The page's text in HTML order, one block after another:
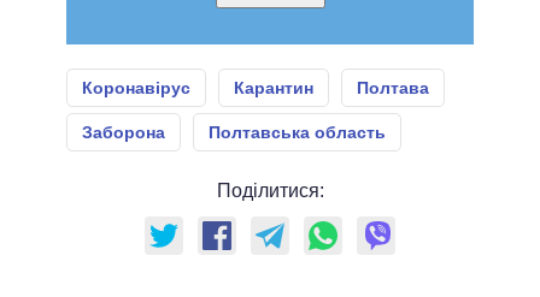
Коронавірус Карантин Полтава
Заборона Полтавська область
Поділитися: